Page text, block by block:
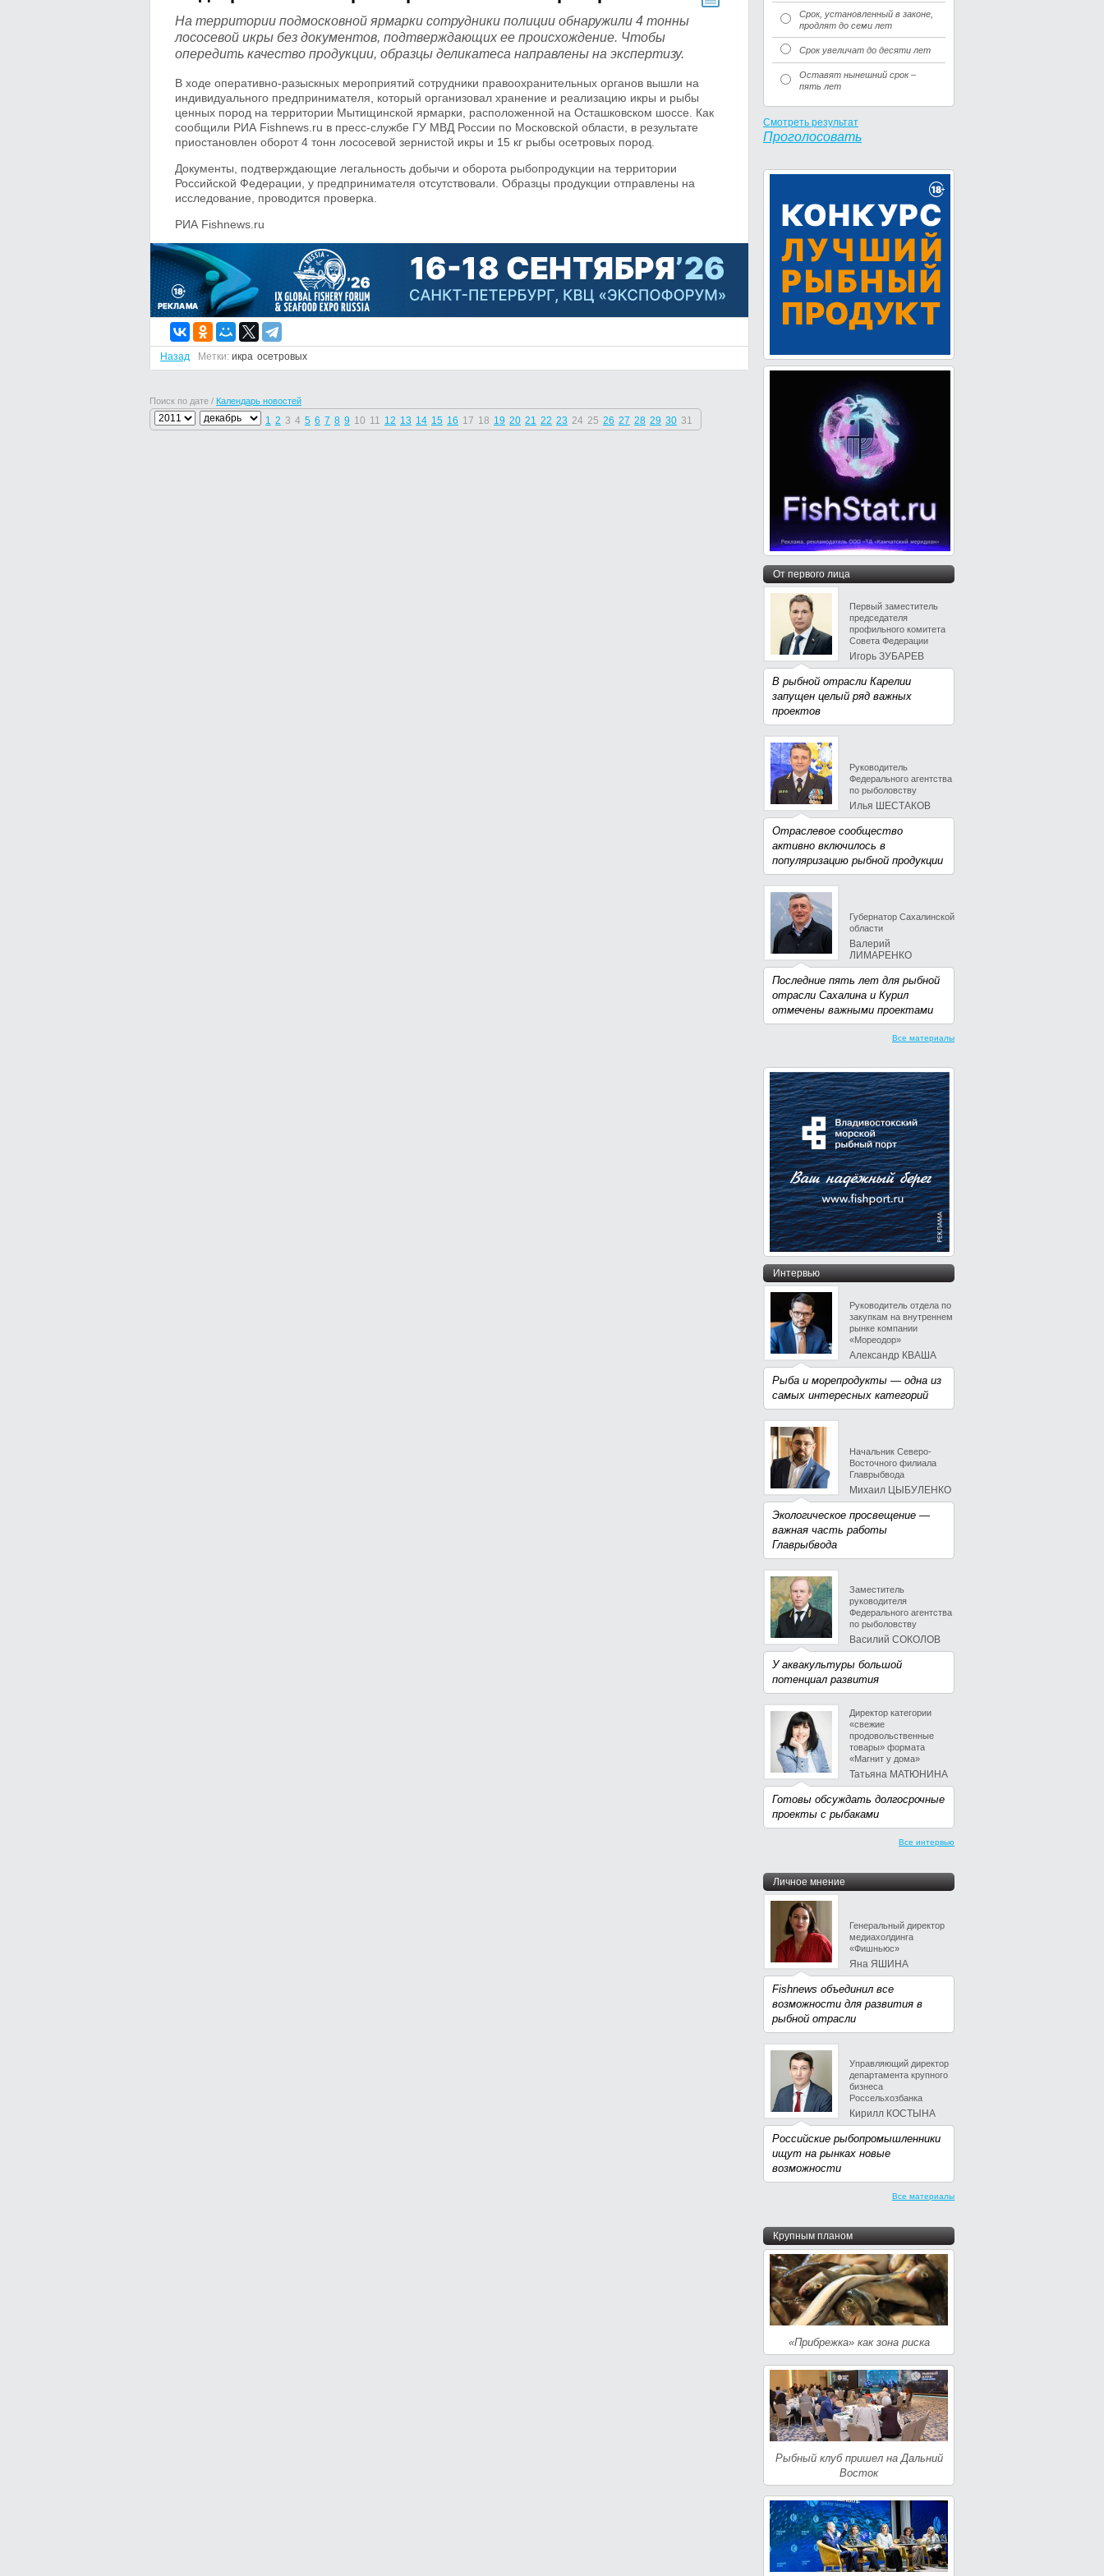
На территории подмосковной ярмарки сотрудники полиции обнаружили 4 тонны
лососевой икры без документов, подтверждающих ее происхождение. Чтобы
опередить качество продукции, образцы деликатеса направлены на экспертизу.
В ходе оперативно-разыскных мероприятий сотрудники правоохранительных органов вышли на
индивидуального предпринимателя, который организовал хранение и реализацию икры и рыбы
ценных пород на территории Мытищинской ярмарки, расположенной на Осташковском шоссе. Как
сообщили РИА Fishnews.ru в пресс-службе ГУ МВД России по Московской области, в результате
приостановлен оборот 4 тонн лососевой зернистой икры и 15 кг рыбы осетровых пород.
Документы, подтверждающие легальность добычи и оборота рыбопродукции на территории
Российской Федерации, у предпринимателя отсутствовали. Образцы продукции отправлены на
исследование, проводится проверка.
РИА Fishnews.ru
Назад Метки: икра осетровых
Поиск по дате / Календарь новостей
1 2 3 4 5 6 7 8 9 10 11 12 13 14 15 16 17 18 19 20 21 22 23 24 25 26 27 28 29 30 31
Срок, установленный в законе,
продлят до семи лет
Срок увеличат до десяти лет
Оставят нынешний срок –
пять лет
Смотреть результат
Проголосовать
От первого лица
Первый заместитель
председателя
профильного комитета
Совета Федерации
Игорь ЗУБАРЕВ
В рыбной отрасли Карелии
запущен целый ряд важных
проектов
Руководитель
Федерального агентства
по рыболовству
Илья ШЕСТАКОВ
Отраслевое сообщество
активно включилось в
популяризацию рыбной продукции
Губернатор Сахалинской
области
Валерий
ЛИМАРЕНКО
Последние пять лет для рыбной
отрасли Сахалина и Курил
отмечены важными проектами
Все материалы
Интервью
Руководитель отдела по
закупкам на внутреннем
рынке компании
«Мореодор»
Александр КВАША
Рыба и морепродукты — одна из
самых интересных категорий
Начальник Северо-
Восточного филиала
Главрыбвода
Михаил ЦЫБУЛЕНКО
Экологическое просвещение —
важная часть работы
Главрыбвода
Заместитель
руководителя
Федерального агентства
по рыболовству
Василий СОКОЛОВ
У аквакультуры большой
потенциал развития
Директор категории
«свежие
продовольственные
товары» формата
«Магнит у дома»
Татьяна МАТЮНИНА
Готовы обсуждать долгосрочные
проекты с рыбаками
Все интервью
Личное мнение
Генеральный директор
медиахолдинга
«Фишньюс»
Яна ЯШИНА
Fishnews объединил все
возможности для развития в
рыбной отрасли
Управляющий директор
департамента крупного
бизнеса
Россельхозбанка
Кирилл КОСТЫНА
Российские рыбопромышленники
ищут на рынках новые
возможности
Все материалы
Крупным планом
«Прибрежка» как зона риска
Рыбный клуб пришел на Дальний
Восток